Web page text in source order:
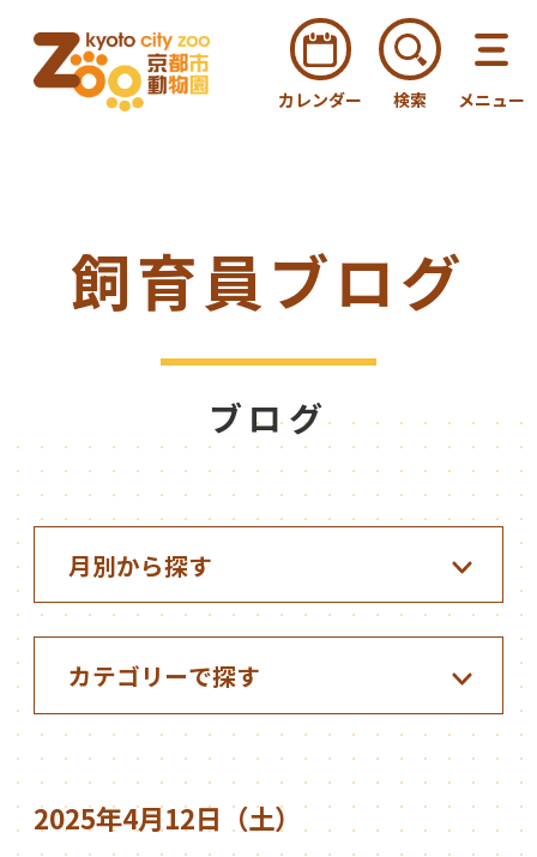
カレンダー 検索 メニュー
飼育員ブログ
ブログ
2025年4月12日（土）